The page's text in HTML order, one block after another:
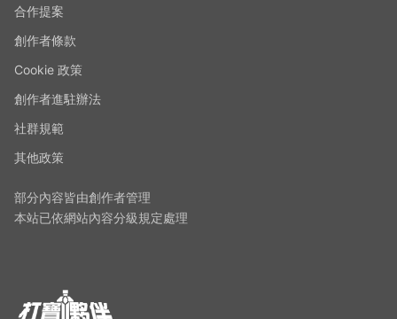
合作提案
創作者條款
Cookie 政策
創作者進駐辦法
社群規範
其他政策
部分內容皆由創作者管理
本站已依網站內容分級規定處理